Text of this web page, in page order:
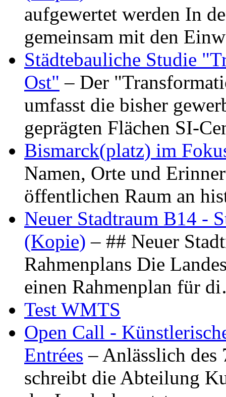
aufgewertet werden In
gemeinsam mit den
Städtebauliche Studie
Ost" – Der
umfasst die bisher
geprägten Flächen SI-
Bismarck(platz) im
Namen, Orte und
öffentlichen Raum an
Neuer Stadtraum B14 -
(Kopie) – ## Neuer
Rahmenplans Die
einen Rahmenplan für
Test WMTS
Open Call -
Entrées – Anlässlich
schreibt die Abteilung